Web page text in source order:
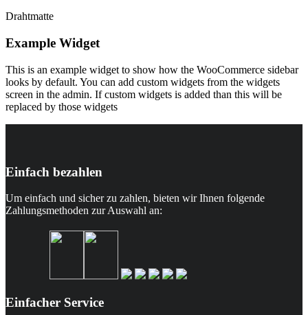
Drahtmatte
Example Widget
This is an example widget to show how the WooCommerce sidebar
looks by default. You can add custom widgets from the widgets
screen in the admin. If custom widgets is added than this will be
replaced by those widgets
Einfach bezahlen
Um einfach und sicher zu zahlen, bieten wir Ihnen folgende
Zahlungsmethoden zur Auswahl an:
Einfacher Service